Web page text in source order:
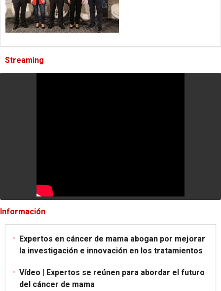
Streaming
Información
Expertos en cáncer de mama abogan por mejorar
la investigación e innovación en los tratamientos
Vídeo | Expertos se reúnen para abordar el futuro
del cáncer de mama